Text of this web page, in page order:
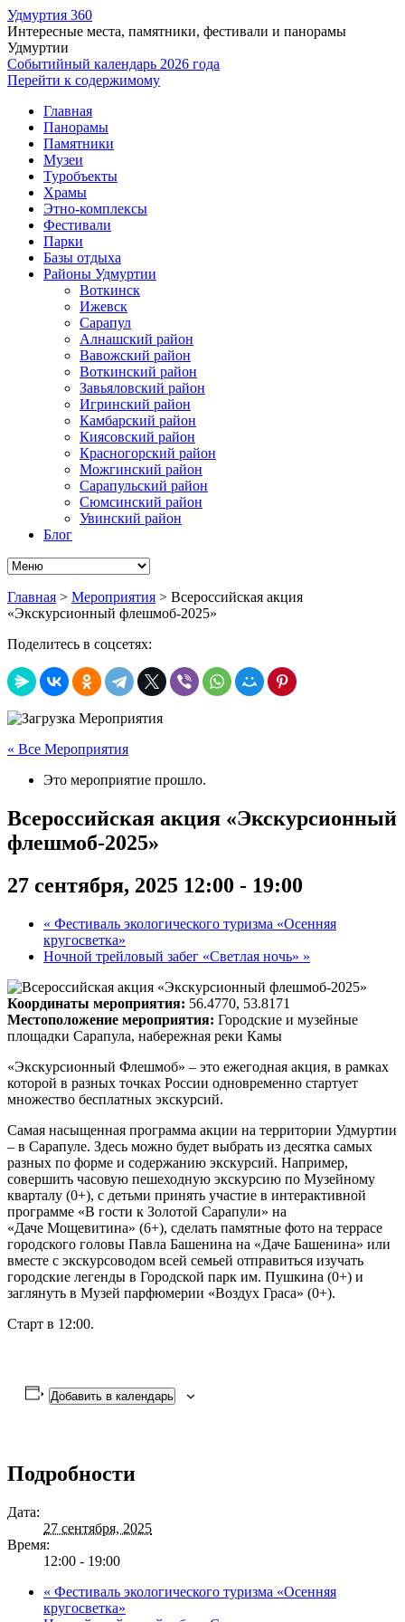
Удмуртия 360
Интересные места, памятники, фестивали и панорамы
Удмуртии
Событийный календарь 2026 года
Перейти к содержимому
Главная
Панорамы
Памятники
Музеи
Туробъекты
Храмы
Этно-комплексы
Фестивали
Парки
Базы отдыха
Районы Удмуртии
Воткинск
Ижевск
Сарапул
Алнашский район
Вавожский район
Воткинский район
Завьяловский район
Игринский район
Камбарский район
Киясовский район
Красногорский район
Можгинский район
Сарапульский район
Сюмсинский район
Увинский район
Блог
Главная > Мероприятия > Всероссийская акция
«Экскурсионный флешмоб-2025»
Поделитесь в соцсетях:
« Все Мероприятия
Это мероприятие прошло.
Всероссийская акция «Экскурсионный
флешмоб-2025»
27 сентября, 2025 12:00 - 19:00
« Фестиваль экологического туризма «Осенняя
кругосветка»
Ночной трейловый забег «Светлая ночь» »
Координаты мероприятия: 56.4770, 53.8171
Местоположение мероприятия: Городские и музейные
площадки Сарапула, набережная реки Камы
«Экскурсионный Флешмоб» – это ежегодная акция, в рамках
которой в разных точках России одновременно стартует
множество бесплатных экскурсий.
Самая насыщенная программа акции на территории Удмуртии
– в Сарапуле. Здесь можно будет выбрать из десятка самых
разных по форме и содержанию экскурсий. Например,
совершить часовую пешеходную экскурсию по Музейному
кварталу (0+), с детьми принять участие в интерактивной
программе «В гости к Золотой Сарапули» на
«Даче Мощевитина» (6+), сделать памятные фото на террасе
городского головы Павла Башенина на «Даче Башенина» или
вместе с экскурсоводом всей семьей отправиться изучать
городские легенды в Городской парк им. Пушкина (0+) и
заглянуть в Музей парфюмерии «Воздух Граса» (0+).
Старт в 12:00.
Добавить в календарь
Подробности
Дата:
27 сентября, 2025
Время:
12:00 - 19:00
« Фестиваль экологического туризма «Осенняя
кругосветка»